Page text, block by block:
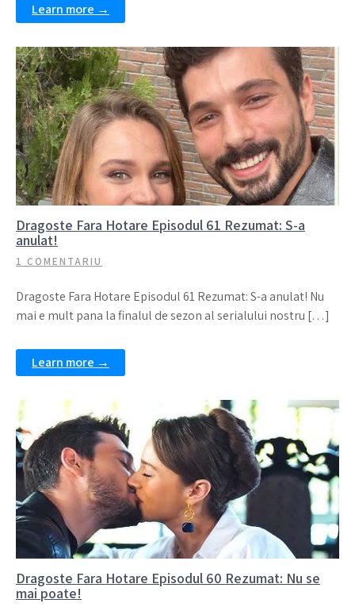
Learn more →
Dragoste Fara Hotare Episodul 61 Rezumat: S-a
anulat!
1 COMENTARIU
Dragoste Fara Hotare Episodul 61 Rezumat: S-a anulat! Nu
mai e mult pana la finalul de sezon al serialului nostru […]
Learn more →
Dragoste Fara Hotare Episodul 60 Rezumat: Nu se
mai poate!